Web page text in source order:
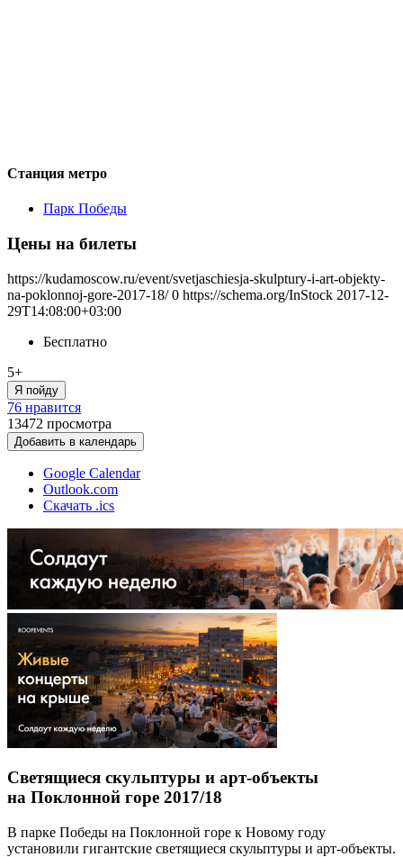
Станция метро
Парк Победы
Цены на билеты
https://kudamoscow.ru/event/svetjaschiesja-skulptury-i-art-objekty-
na-poklonnoj-gore-2017-18/ 0 https://schema.org/InStock 2017-12-
29T14:08:00+03:00
Бесплатно
5+
Я пойду
76 нравится
13472 просмотра
Добавить в календарь
Google Calendar
Outlook.com
Скачать .ics
Светящиеся скульптуры и арт-объекты
на Поклонной горе 2017/18
В парке Победы на Поклонной горе к Новому году
установили гигантские светящиеся скульптуры и арт-объекты.